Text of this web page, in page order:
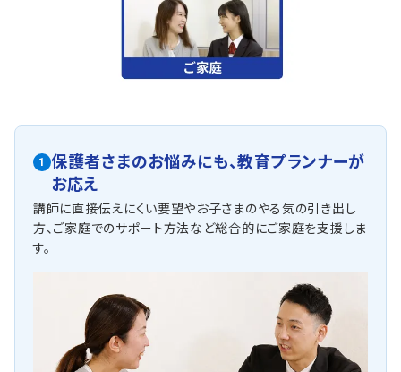
1 保護者さまのお悩みにも、教育プランナーが
お応え
講師に直接伝えにくい要望やお子さまのやる気の引き出し
方、ご家庭でのサポート方法など総合的にご家庭を支援しま
す。